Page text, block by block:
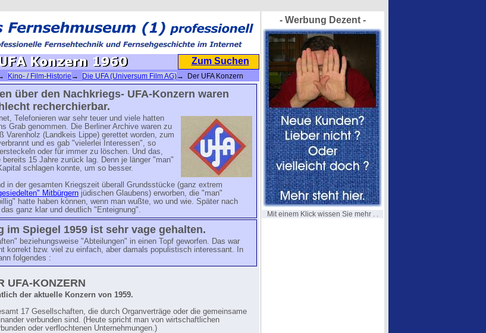
Zum Suchen
Kino- / Film-Historie → Die UFA (Universum Film AG)→ Der UFA Konzern
über den Nachkriegs- UFA-Konzern waren
recherchierbar.
Telefonieren war sehr teuer und viele hatten
Grab genommen. Die Berliner Archive waren zu
Varenholz (Landkeis Lippe) gerettet worden, zum
und es gab "vielerlei Interessen", so
oder für immer zu löschen. Und das,
bereits 15 Jahre zurück lag. Denn je länger "man"
schlagen konnte, um so besser.
in der gesamten Kriegszeit überall Grundsstücke (ganz extrem
Mitbürgern jüdischen Glaubens) erworben, die "man"
hatte haben können, wenn man wußte, wo und wie. Später nach
ganz klar und deutlich "Enteignung".
im Spiegel 1959 ist sehr vage gehalten.
beziehungsweise "Abteilungen" in einen Topf geworfen. Das war
korrekt bzw. viel zu einfach, aber damals populistisch interessant. In
folgendes :
UFA-KONZERN
der aktuelle Konzern von 1959.
17 Gesellschaften, die durch Organverträge oder die gemeinsame
verbunden sind. (Heute spricht man von wirtschaftlichen
oder verflochtenen Unternehmungen.)
- Werbung Dezent -
Mit einem Klick wissen Sie mehr . .